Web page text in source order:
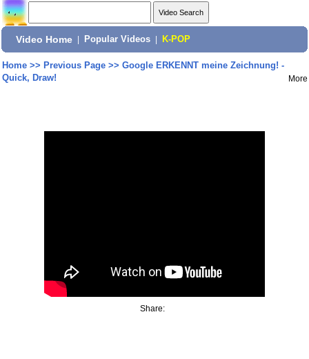
Video Home Popular Videos K-POP
Home>> Previous Page>> Google ERKENNT meine Zeichnung! -
Quick, Draw!
More
Share: